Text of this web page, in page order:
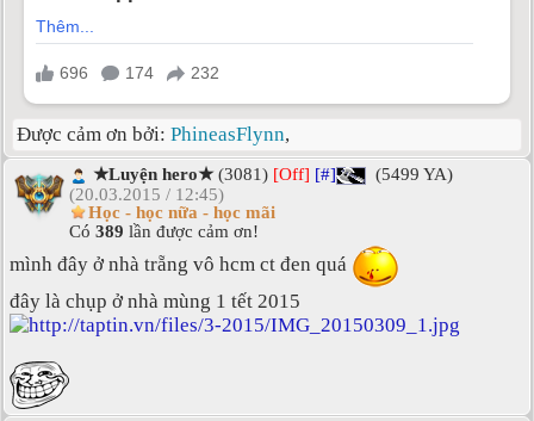
Được cảm ơn bởi: PhineasFlynn,
★Luyện hero★(3081) [Off] [#]
(5499 YA)
(20.03.2015 / 12:45)
Học - học nữa - học mãi
Có 389 lần được cảm ơn!
mình đây ở nhà trẵng vô hcm ct đen quá
đây là chụp ở nhà mùng 1 tết 2015